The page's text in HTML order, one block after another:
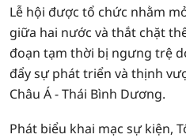
Lễ hội được tổ chức nhằm
giữa hai nước và thắt chặt
đoạn tạm thời bị ngưng trệ
đẩy sự phát triển và thịnh
Châu Á - Thái Bình Dương.
Phát biểu khai mạc sự kiện,